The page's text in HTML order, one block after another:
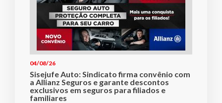
04/08/26
Sisejufe Auto: Sindicato firma convênio com
a Allianz Seguros e garante descontos
exclusivos em seguros para filiados e
familiares